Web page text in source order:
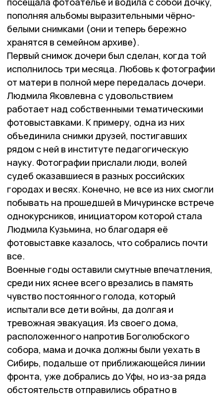
пополняя альбомы выразительными чёрно-
белыми снимками (они и теперь бережно
хранятся в семейном архиве).
Первый снимок дочери был сделан, когда той
исполнилось три месяца. Любовь к фотографии
от матери в полной мере передалась дочери.
Людмила Яковлевна с удовольствием
работает над собственными тематическими
фотовыставками. К примеру, одна из них
объединила снимки друзей, постигавших
рядом с ней в институте педагогическую
науку. Фотографии прислали люди, волей
судеб оказавшиеся в разных российских
городах и весях. Конечно, не все из них смогли
побывать на прошедшей в Мичуринске встрече
однокурсников, инициатором которой стала
Людмила Кузьмина, но благодаря её
фотовыставке казалось, что собрались почти
все.
Военные годы оставили смутные впечатления,
среди них яснее всего врезались в память
чувство постоянного голода, который
испытали все дети войны, да долгая и
тревожная эвакуация. Из своего дома,
расположенного напротив Боголюбского
собора, мама и дочка должны были уехать в
Сибирь, подальше от приближающейся линии
фронта, уже добрались до Уфы, но из-за ряда
обстоятельств отправились обратно в